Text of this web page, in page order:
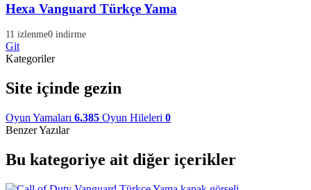
Hexa Vanguard Türkçe Yama
11 izlenme0 indirme
Git
Kategoriler
Site içinde gezin
Oyun Yamaları 6.385 Oyun Hileleri 0
Benzer Yazılar
Bu kategoriye ait diğer içerikler